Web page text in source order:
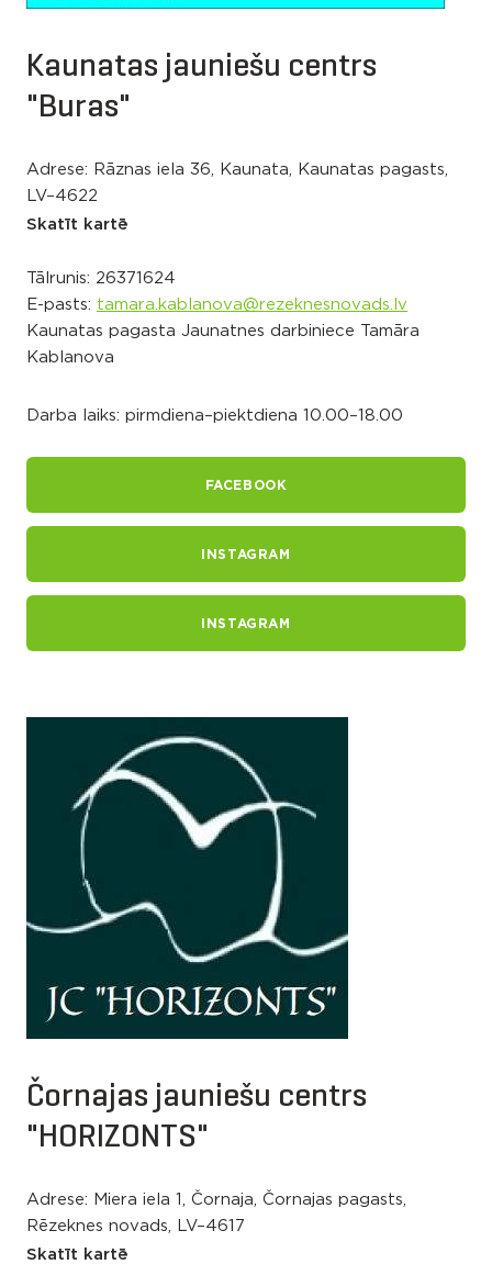
Kaunatas jauniešu centrs
"Buras"
Adrese: Rāznas iela 36, Kaunata, Kaunatas pagasts,
LV–4622
Skatīt kartē
Tālrunis: 26371624
E-pasts: tamara.kablanova@rezeknesnovads.lv
Kaunatas pagasta Jaunatnes darbiniece Tamāra
Kablanova
Darba laiks: pirmdiena–piektdiena 10.00–18.00
FACEBOOK
INSTAGRAM
INSTAGRAM
Čornajas jauniešu centrs
"HORIZONTS"
Adrese: Miera iela 1, Čornaja, Čornajas pagasts,
Rēzeknes novads, LV–4617
Skatīt kartē